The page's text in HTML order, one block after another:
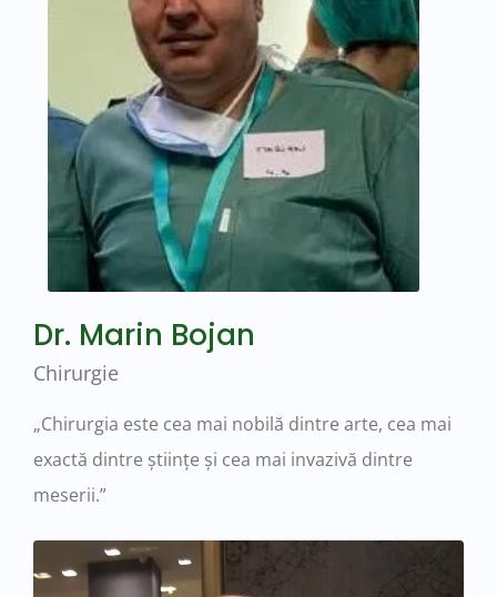
Dr. Marin Bojan
Chirurgie
„Chirurgia este cea mai nobilă dintre arte, cea mai
exactă dintre științe și cea mai invazivă dintre
meserii.”